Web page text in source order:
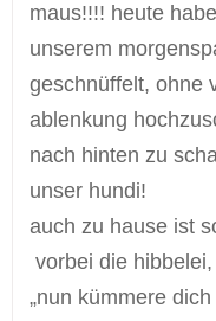
maus!!!! heute
unserem
geschnüffelt, ohne
ablenkung
nach hinten zu
unser hundi!
auch zu hause ist
vorbei die
„nun kümmere